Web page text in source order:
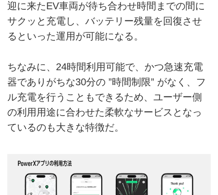
迎に来たEV車両が待ち合わせ時間までの間に
サクッと充電し、バッテリー残量を回復させ
るといった運用が可能になる。
ちなみに、24時間利用可能で、かつ急速充電
器でありがちな30分の ”時間制限” がなく、フ
ル充電を行うこともできるため、ユーザー側
の利用用途に合わせた柔軟なサービスとなっ
ているのも大きな特徴だ。